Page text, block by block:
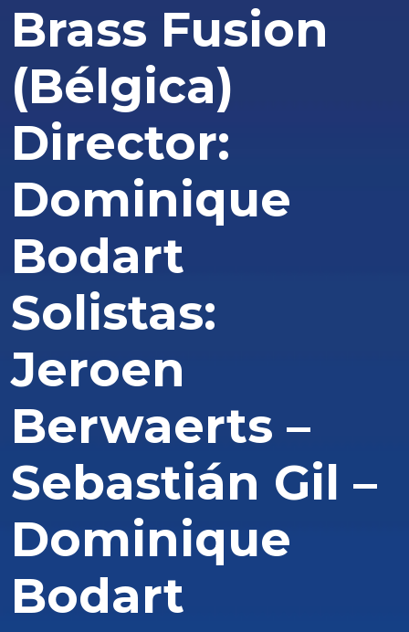
Brass Fusion
(Bélgica)
Director:
Dominique
Bodart
Solistas:
Jeroen
Berwaerts –
Sebastián Gil –
Dominique
Bodart